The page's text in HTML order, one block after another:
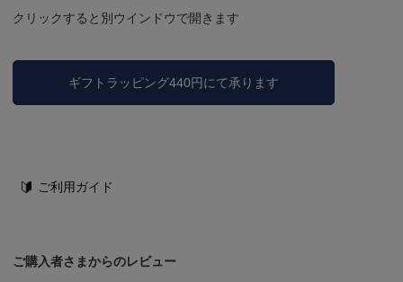
クリックすると別ウインドウで開きます
ギフトラッピング440円にて承ります
ご利用ガイド
ご購入者さまからのレビュー